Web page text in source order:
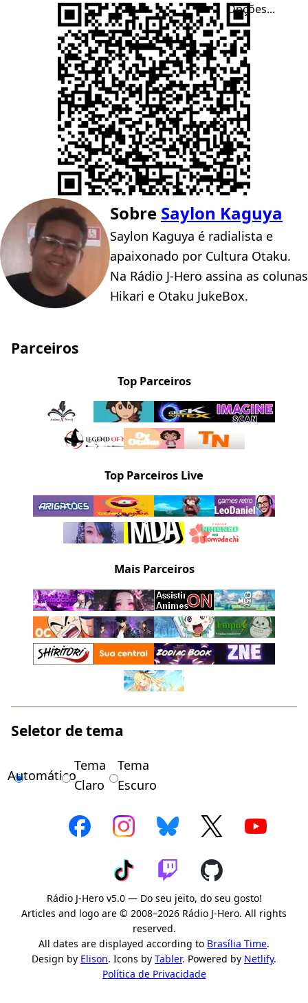
Opções...
Sobre Saylon Kaguya
Saylon Kaguya é radialista e
apaixonado por Cultura Otaku.
Na Rádio J-Hero assina as colunas
Hikari e Otaku JukeBox.
Parceiros
Top Parceiros
Top Parceiros Live
Mais Parceiros
Seletor de tema
Automático
Tema
Claro
Tema
Escuro
Rádio J-Hero v5.0 — Do seu jeito, do seu gosto!
Articles and logo are © 2008–2026 Rádio J-Hero. All rights
reserved.
All dates are displayed according to Brasília Time.
Design by Elison. Icons by Tabler. Powered by Netlify.
Política de Privacidade